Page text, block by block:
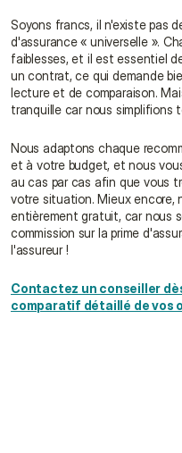
Soyons francs, il n'existe pas
d'assurance « universelle ».
faiblesses, et il est essentiel
un contrat, ce qui demande
lecture et de comparaison.
tranquille car nous simplifions
Nous adaptons chaque
et à votre budget, et nous
au cas par cas afin que vous
votre situation. Mieux encore,
entièrement gratuit, car nous
commission sur la prime
l'assureur !
Contactez un conseiller
comparatif détaillé de vos